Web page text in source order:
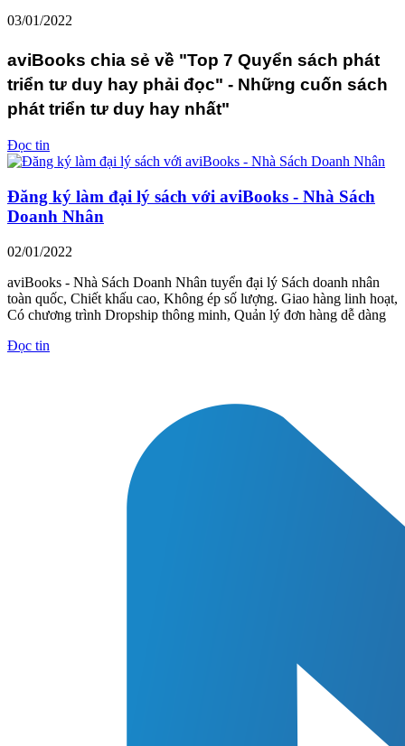
03/01/2022
aviBooks chia sẻ về "Top 7 Quyển sách phát
triển tư duy hay phải đọc" - Những cuốn sách
phát triển tư duy hay nhất"
Đọc tin
Đăng ký làm đại lý sách với aviBooks - Nhà Sách
Doanh Nhân
02/01/2022
aviBooks - Nhà Sách Doanh Nhân tuyển đại lý Sách doanh nhân
toàn quốc, Chiết khấu cao, Không ép số lượng. Giao hàng linh hoạt,
Có chương trình Dropship thông minh, Quản lý đơn hàng dễ dàng
Đọc tin